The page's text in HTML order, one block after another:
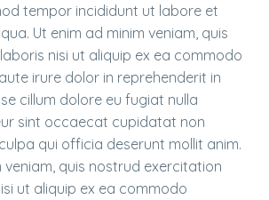
tempor incididunt ut labore et
Ut enim ad minim veniam, quis
nisi ut aliquip ex ea commodo
irure dolor in reprehenderit in
cillum dolore eu fugiat nulla
sint occaecat cupidatat non
qui officia deserunt mollit anim.
veniam, quis nostrud exercitation
ut aliquip ex ea commodo